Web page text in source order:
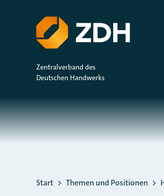
ZUM HAUPTINHALT SPRINGEN
Zentralverband des
Deutschen Handwerks
Sie befinden sich hier:
Start Themen und Positionen